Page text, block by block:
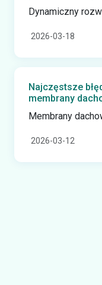
Dynamiczny
2026-03-18
Najczęstsze
membrany
Membrany
2026-03-12